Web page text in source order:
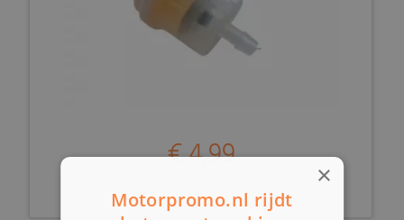
€ 4,99 ×
Motorpromo.nl rijdt